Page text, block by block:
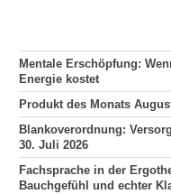
Mentale Erschöpfung:
Energie kostet
Produkt des Monats
Blankoverordnung:
30. Juli 2026
Fachsprache in der
Bauchgefühl und echter